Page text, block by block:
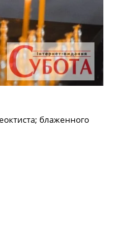
блаженного